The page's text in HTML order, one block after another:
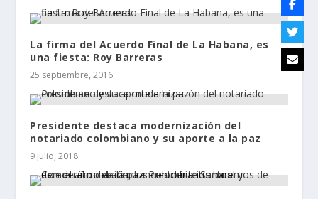
La firma del Acuerdo Final de La Habana, es
una fiesta: Roy Barreras
25 septiembre, 2016
Presidente destaca modernización del
notariado colombiano y su aporte a la paz
9 julio, 2018